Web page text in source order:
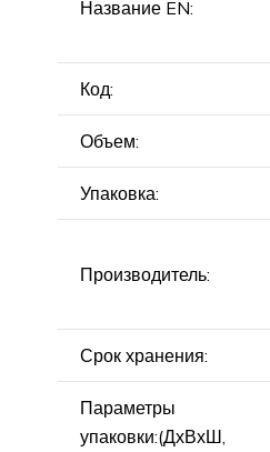
Название EN:
Код:
Объем:
Упаковка:
Производитель:
Срок хранения:
Параметры
упаковки:(ДхВхШ,